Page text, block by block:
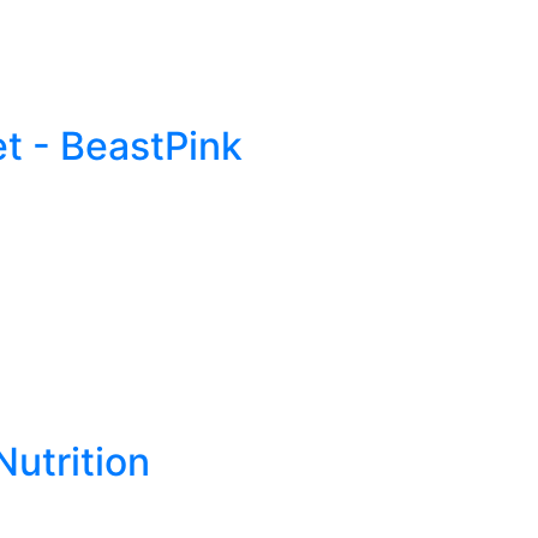
- BeastPink